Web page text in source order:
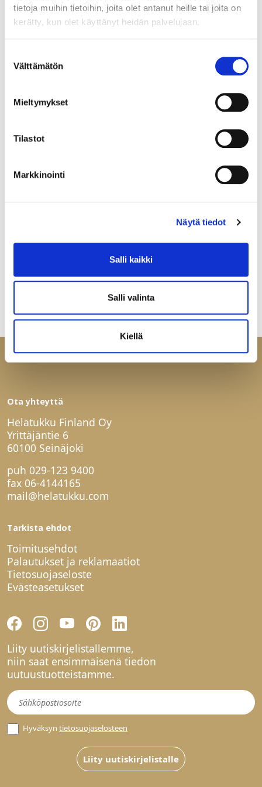
tietoja muihin tietoihin, joita olet antanut heille tai joita on
kerätty, kun olet käyttänyt heidän palvelujaan.
valinta
Välttämätön
Mieltymykset
Tilastot
Markkinointi
Näytä tiedot
Salli kaikki
Salli valinta
Kiellä
Minimi toimituserä: 1
Ota yhteyttä
Helatukku Finland Oy
Yrittäjäntie 6
60100 Seinäjoki
puh 029-123 9400
fax 06-4144165
mail@helatukku.com
Tarkista ehdot
Toimitusehdot
Palautukset ja reklamaatiot
Tietosuojaseloste
Evästeasetukset
Liity uutiskirjelistallemme,
niin saat ensimmäisenä tiedon
uutuustuotteistamme.
Uutiskirje
Hyväksyn tietosuojaselosteen
Liity uutiskirjelistalle